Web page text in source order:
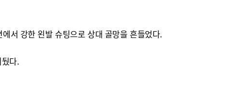
서 강한 왼발 슈팅으로 상대 골망을 흔들었다.
다.